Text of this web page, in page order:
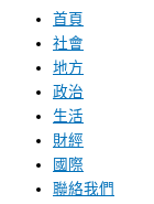
首頁
社會
地方
政治
生活
財經
國際
聯絡我們